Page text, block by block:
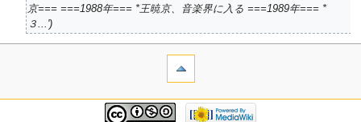
京=== ===1988年=== *王暁京、音楽界に入る ===1989年=== *
３...'